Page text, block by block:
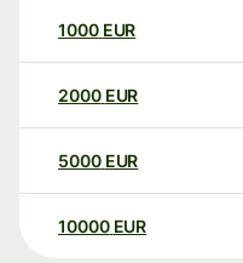
1000 EUR
2000 EUR
5000 EUR
10000 EUR